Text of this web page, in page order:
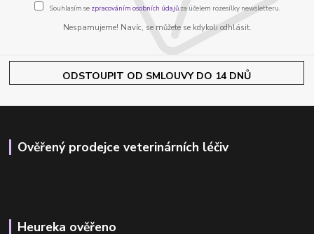
Souhlasím se zpracováním osobních údajůza účelem rozesílky newsletteru.
Nespamujeme! Navíc, se můžete se kdykoli odhlásit.
ODSTOUPIT OD SMLOUVY DO 14 DNŮ
Ověřený prodejce veterinárních léčiv
Heureka ověřeno